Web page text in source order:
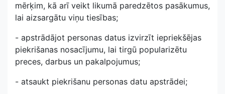
mērķim, kā arī veikt likumā paredzētos pasākumus,
lai aizsargātu viņu tiesības;
- apstrādājot personas datus izvirzīt iepriekšējas
piekrišanas nosacījumu, lai tirgū popularizētu
preces, darbus un pakalpojumus;
- atsaukt piekrišanu personas datu apstrādei;